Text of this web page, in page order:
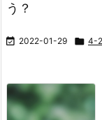
う？
 2022-01-29  4-